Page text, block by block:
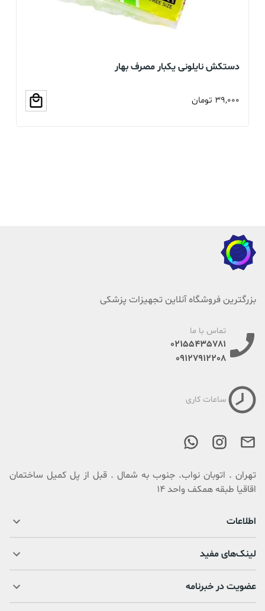
دستکش نایلونی یکبار مصرف بهار
39,000 تومان
بزرگترین فروشگاه آنلاین تجهیزات پزشکی
تماس با ما
02155435781
09127912208
ساعات کاری
تهران . اتوبان نواب. جنوب به شمال . قبل از پل کمیل ساختمان
اقاقیا طبقه همکف واحد 14
اطلاعات
لینک‌های مفید
عضویت در خبرنامه